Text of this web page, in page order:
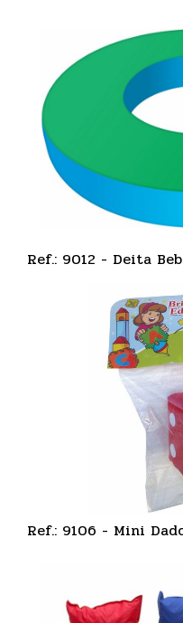
Ref.: 9012 - Deita
Ref.: 9106 - Mini